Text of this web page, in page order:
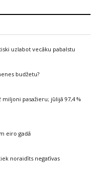
uzlabot vecāku pabalstu
budžetu?
pasažieru; jūlijā 97,4 %
eiro gadā
noraidīts negatīvas